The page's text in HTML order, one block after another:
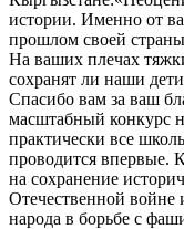
истории. Именно от
прошлом своей
На ваших плечах
сохранят ли наши
Спасибо вам за ваш
масштабный конкурс
практически все
проводится впервые.
на сохранение
Отечественной войне
народа в борьбе с